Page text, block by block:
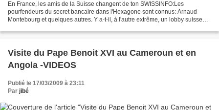
En France, les amis de la Suisse changent de ton SWISSINFO:Les
pourfendeurs du secret bancaire dans l'Hexagone sont connus: Arnaud
Montebourg et quelques autres. Y a-t-il, à l'autre extrême, un lobby suisse?
Visite du Pape Benoit XVI au Cameroun et en
Angola -VIDEOS
Publié le 17/03/2009 à 23:11
Par jibé